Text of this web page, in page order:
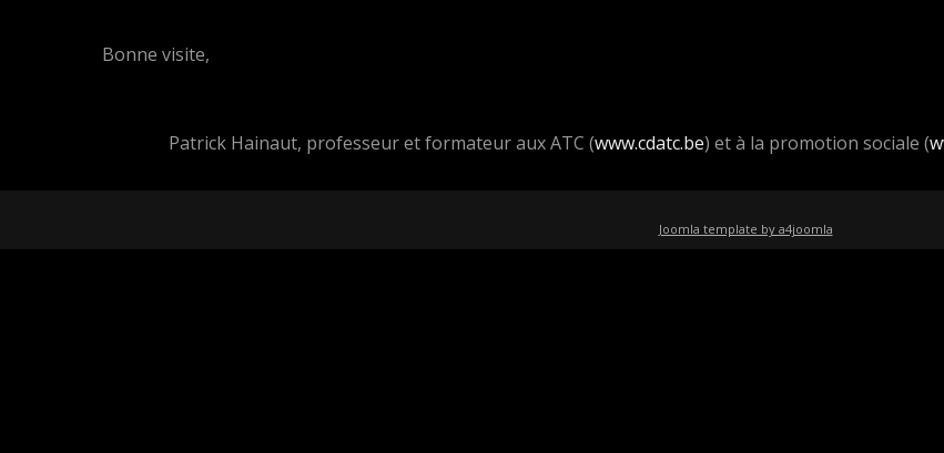
Bonne visite,
Patrick Hainaut, professeur et formateur aux ATC (www.cdatc.be) et à la promotion sociale (
Joomla template by a4joomla